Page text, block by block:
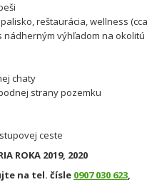
reštaurácia, wellness
výhľadom na
chaty
strany pozemku
ceste
ROKA 2019, 2020
na tel. čísle 0907 030 623,